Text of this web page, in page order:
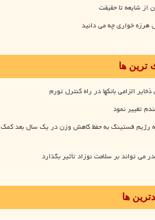
از شایعه تا حقیقت
هرزه خواری چه می دانید
ترین ها
الزامی بانکها در راه کنترل تورم
تغییر نمود
رژیم فستینگ به حفظ کاهش وزن در یک سال بعد کمک
می تواند بر سلامت نوزاد تأثیر بگذارد
ها